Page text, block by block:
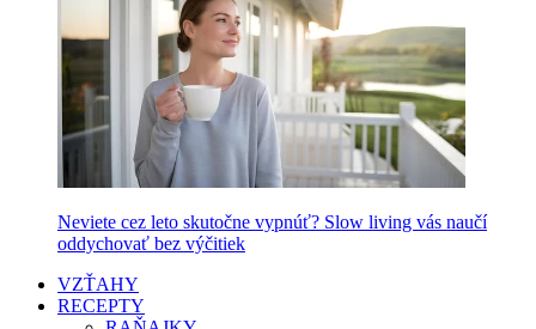
Neviete cez leto skutočne vypnúť? Slow living vás naučí
oddychovať bez výčitiek
VZŤAHY
RECEPTY